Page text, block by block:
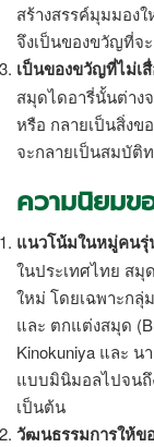
สร้างสรรค์มุมมอง
จึงเป็นของขวัญที่จ
เป็นของขวัญที่ไม่เ
สมุดไดอารี่นั้นต่าง
หรือ กลายเป็นสิ่งข
จะกลายเป็นสมบัติ
ความนิยมข
แนวโน้มในหมู่คนรุ่
ในประเทศไทย สมุ
ใหม่ โดยเฉพาะกลุ่
และ ตกแต่งสมุด
Kinokuniya และ
แบบมินิมอลไปจนถึ
เป็นต้น
วัฒนธรรมการให้ข